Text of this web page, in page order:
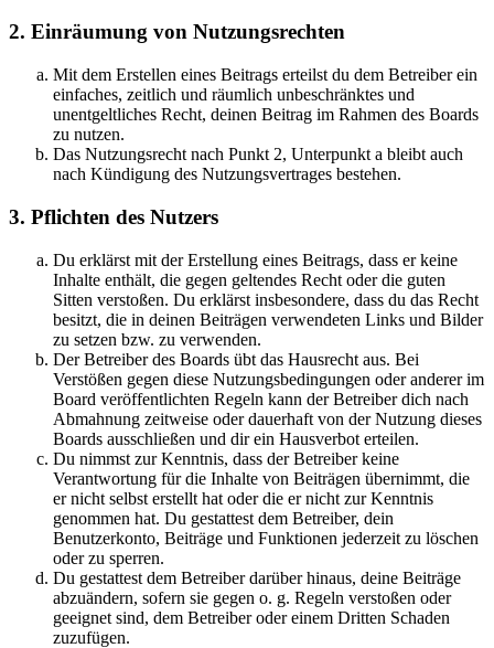
2. Einräumung von Nutzungsrechten
Mit dem Erstellen eines Beitrags erteilst du dem Betreiber ein
einfaches, zeitlich und räumlich unbeschränktes und
unentgeltliches Recht, deinen Beitrag im Rahmen des Boards
zu nutzen.
Das Nutzungsrecht nach Punkt 2, Unterpunkt a bleibt auch
nach Kündigung des Nutzungsvertrages bestehen.
3. Pflichten des Nutzers
Du erklärst mit der Erstellung eines Beitrags, dass er keine
Inhalte enthält, die gegen geltendes Recht oder die guten
Sitten verstoßen. Du erklärst insbesondere, dass du das Recht
besitzt, die in deinen Beiträgen verwendeten Links und Bilder
zu setzen bzw. zu verwenden.
Der Betreiber des Boards übt das Hausrecht aus. Bei
Verstößen gegen diese Nutzungsbedingungen oder anderer im
Board veröffentlichten Regeln kann der Betreiber dich nach
Abmahnung zeitweise oder dauerhaft von der Nutzung dieses
Boards ausschließen und dir ein Hausverbot erteilen.
Du nimmst zur Kenntnis, dass der Betreiber keine
Verantwortung für die Inhalte von Beiträgen übernimmt, die
er nicht selbst erstellt hat oder die er nicht zur Kenntnis
genommen hat. Du gestattest dem Betreiber, dein
Benutzerkonto, Beiträge und Funktionen jederzeit zu löschen
oder zu sperren.
Du gestattest dem Betreiber darüber hinaus, deine Beiträge
abzuändern, sofern sie gegen o. g. Regeln verstoßen oder
geeignet sind, dem Betreiber oder einem Dritten Schaden
zuzufügen.